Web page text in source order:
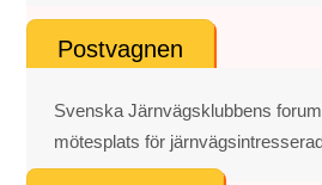
Postvagnen
Svenska Järnvägsklubbens forum
mötesplats för